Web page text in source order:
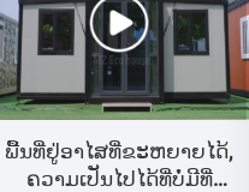
ພື້ນທີ່ຢູ່ອາໄສທີ່ຂະຫຍາຍໄດ້,
ຄວາມເປັນໄປໄດ້ທີ່ບໍ່ມີທີ່